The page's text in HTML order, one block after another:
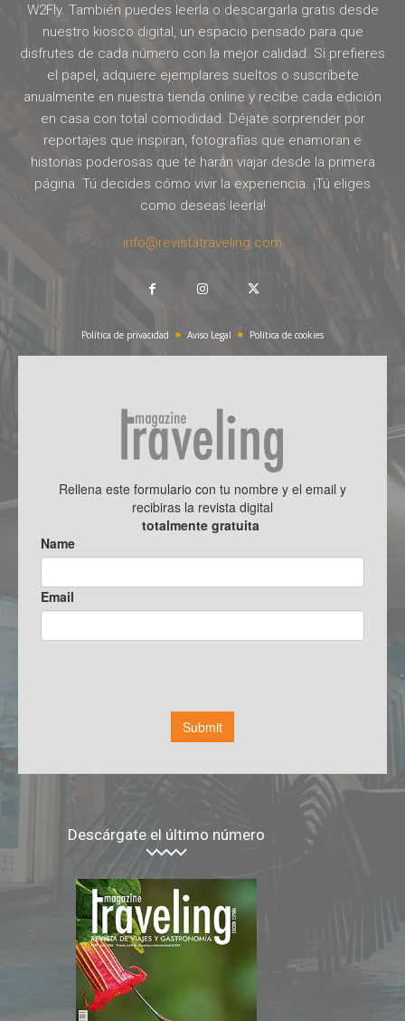
W2Fly. También puedes leerla o descargarla gratis desde
nuestro kiosco digital, un espacio pensado para que
disfrutes de cada número con la mejor calidad. Si prefieres
el papel, adquiere ejemplares sueltos o suscríbete
anualmente en nuestra tienda online y recibe cada edición
en casa con total comodidad. Déjate sorprender por
reportajes que inspiran, fotografías que enamoran e
historias poderosas que te harán viajar desde la primera
página. Tú decides cómo vivir la experiencia. ¡Tú eliges
como deseas leerla!
info@revistatraveling.com
Política de privacidad Aviso Legal Política de cookies
Descárgate el último número